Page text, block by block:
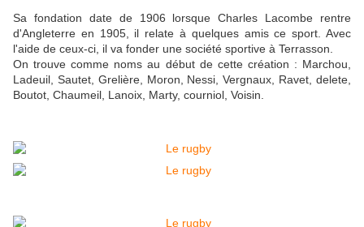
Sa fondation date de 1906 lorsque Charles Lacombe rentre
d'Angleterre en 1905, il relate à quelques amis ce sport. Avec
l'aide de ceux-ci, il va fonder une société sportive à Terrasson.
On trouve comme noms au début de cette création : Marchou,
Ladeuil, Sautet, Grelière, Moron, Nessi, Vergnaux, Ravet, delete,
Boutot, Chaumeil, Lanoix, Marty, courniol, Voisin.